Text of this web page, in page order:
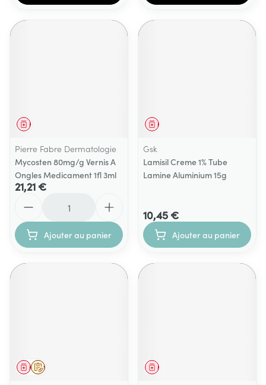
Médicament
Pierre Fabre Dermatologie
Mycosten 80mg/g Vernis A
Ongles Medicament 1fl 3ml
21,21 €
Ajouter au panier
Médicament
Gsk
Lamisil Creme 1% Tube
Lamine Aluminium 15g
10,45 €
Ajouter au panier
Sur prescription
Médicament Médicament